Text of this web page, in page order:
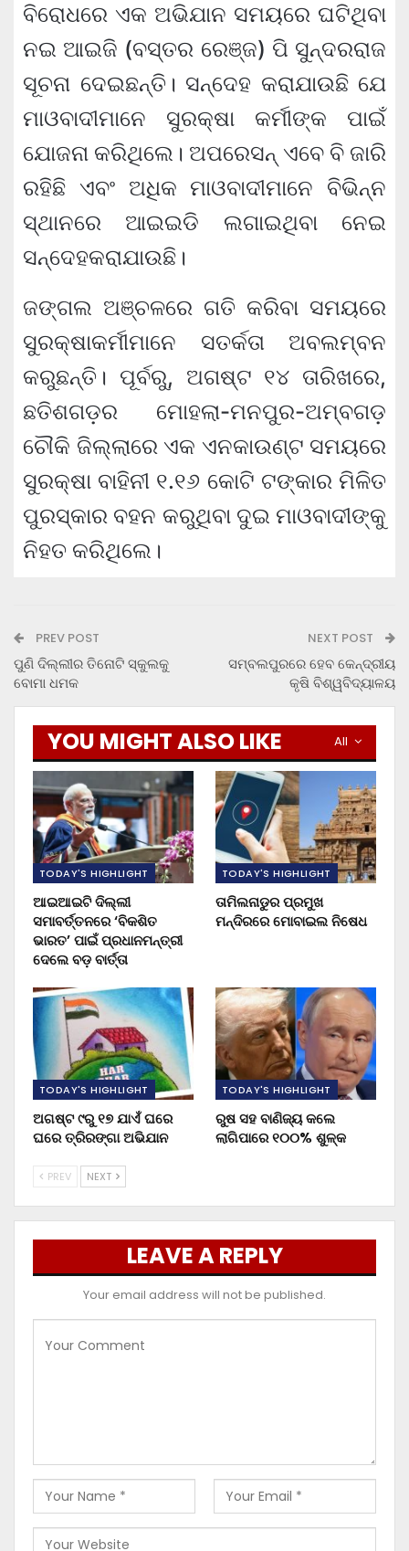
ବିରୋଧରେ ଏକ ଅଭିଯାନ ସମୟରେ ଘଟିଥିବା
ନଇ ଆଇଜି (ବସ୍ତର ରେଞ୍ଜ) ପି ସୁନ୍ଦରରାଜ
ସୂଚନା ଦେଇଛନ୍ତି। ସନ୍ଦେହ କରାଯାଉଛି ଯେ
ମାଓବାଦୀମାନେ ସୁରକ୍ଷା କର୍ମୀଙ୍କ ପାଇଁ
ଯୋଜନା କରିଥିଲେ। ଅପରେସନ୍ ଏବେ ବି ଜାରି
ରହିଛି ଏବଂ ଅଧିକ ମାଓବାଦୀମାନେ ବିଭିନ୍ନ
ସ୍ଥାନରେ ଆଇଇଡି ଲଗାଇଥିବା ନେଇ
ସନ୍ଦେହକରାଯାଉଛି।
ଜଙ୍ଗଲ ଅଞ୍ଚଳରେ ଗତି କରିବା ସମୟରେ
ସୁରକ୍ଷାକର୍ମୀମାନେ ସତର୍କତା ଅବଲମ୍ବନ
କରୁଛନ୍ତି। ପୂର୍ବରୁ, ଅଗଷ୍ଟ ୧୪ ତାରିଖରେ,
ଛତିଶଗଡ଼ର ମୋହଲା-ମନପୁର-ଅମ୍ବଗଡ଼
ଚୌକି ଜିଲ୍ଲାରେ ଏକ ଏନକାଉଣ୍ଟ ସମୟରେ
ସୁରକ୍ଷା ବାହିନୀ ୧.୧୬ କୋଟି ଟଙ୍କାର ମିଳିତ
ପୁରସ୍କାର ବହନ କରୁଥିବା ଦୁଇ ମାଓବାଦୀଙ୍କୁ
ନିହତ କରିଥିଲେ।
PREV POST
ପୁଣି ଦିଲ୍ଲୀର ତିନୋଟି ସ୍କୁଲକୁ
ବୋମା ଧମକ
NEXT POST
ସମ୍ବଲପୁରରେ ହେବ କେନ୍ଦ୍ରୀୟ
କୃଷି ବିଶ୍ୱବିଦ୍ୟାଳୟ
All
YOU MIGHT ALSO LIKE
TODAY'S HIGHLIGHT
ଆଇଆଇଟି ଦିଲ୍ଲୀ
ସମାବର୍ତ୍ତନରେ ‘ବିକଶିତ
ଭାରତ’ ପାଇଁ ପ୍ରଧାନମନ୍ତ୍ରୀ
ଦେଲେ ବଡ଼ ବାର୍ତ୍ତା
TODAY'S HIGHLIGHT
ତାମିଲନାଡୁର ପ୍ରମୁଖ
ମନ୍ଦିରରେ ମୋବାଇଲ ନିଷେଧ
TODAY'S HIGHLIGHT
ଅଗଷ୍ଟ ୯ରୁ ୧୭ ଯାଏଁ ଘରେ
ଘରେ ତ୍ରିରଙ୍ଗା ଅଭିଯାନ
TODAY'S HIGHLIGHT
ରୁଷ ସହ ବାଣିଜ୍ୟ କଲେ
ଲାଗିପାରେ ୧୦୦% ଶୁଳ୍କ
PREV NEXT
LEAVE A REPLY
Your email address will not be published.